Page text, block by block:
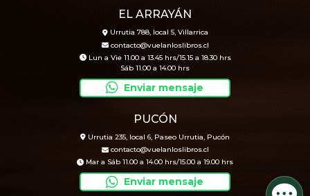
EL ARRAYÁN
Urrutia 788, local 5, Villarrica
contacto@vuelanloslibros.cl
Lun a Vie 11.00 a 13.45 hrs/15.15 a 18.30 hrs
Sáb 11.00 a 14.00 hrs
Enviar mensaje
PUCÓN
Urrutia 235, local 6, Paseo Urrutia, Pucón
contacto@vuelanloslibros.cl
Mar a Sáb 11.00 a 14.00 hrs/15.00 a 19.00 hrs
Enviar mensaje